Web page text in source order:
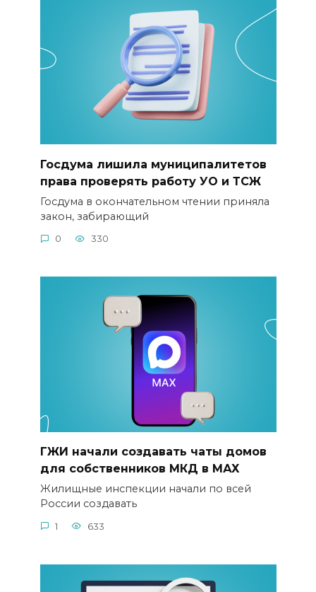
Госдума лишила муниципалитетов
права проверять работу УО и ТСЖ
Госдума в окончательном чтении приняла
закон, забирающий
0 330
ГЖИ начали создавать чаты домов
для собственников МКД в MАХ
Жилищные инспекции начали по всей
России создавать
1 633